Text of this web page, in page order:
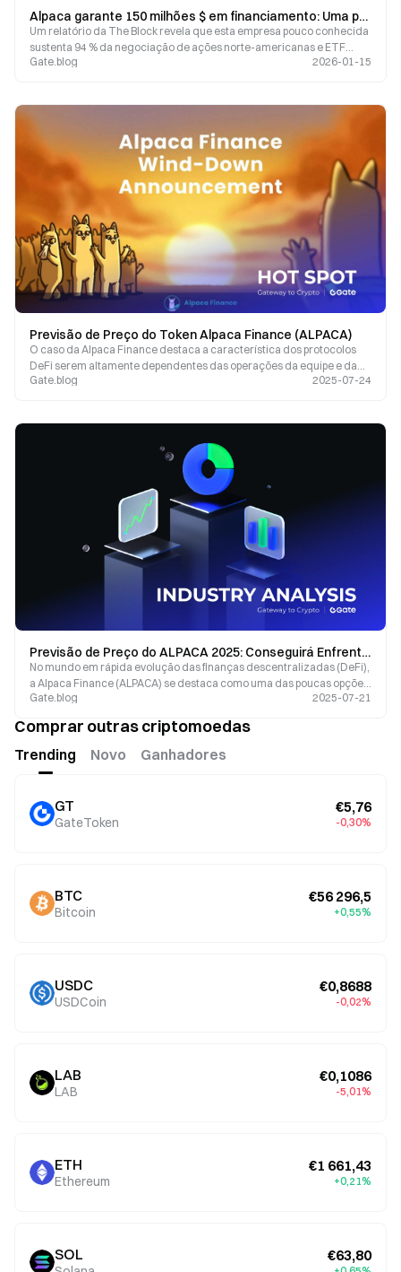
Alpaca garante 150 milhões $ em financiamento: Uma ponte essencial entre as finanças tradicionais e o universo cripto
Um relatório da The Block revela que esta empresa pouco conhecida
sustenta 94 % da negociação de ações norte-americanas e ETF
tokenizados no mercado.
Gate.blog 2026-01-15
Previsão de Preço do Token Alpaca Finance (ALPACA)
O caso da Alpaca Finance destaca a característica dos protocolos
DeFi serem altamente dependentes das operações da equipe e da
sustentabilidade ecológica.
Gate.blog 2025-07-24
Previsão de Preço do ALPACA 2025: Conseguirá Enfrentar Outra Alta?
No mundo em rápida evolução das finanças descentralizadas (DeFi),
a Alpaca Finance (ALPACA) se destaca como uma das poucas opções
de farming de rendimento alavancado.
Gate.blog 2025-07-21
Comprar outras criptomoedas
Trending Novo Ganhadores
GT
GateToken
€5,76
-0,30%
BTC
Bitcoin
€56 296,5
+0,55%
USDC
USDCoin
€0,8688
-0,02%
LAB
LAB
€0,1086
-5,01%
ETH
Ethereum
€1 661,43
+0,21%
SOL €63,80